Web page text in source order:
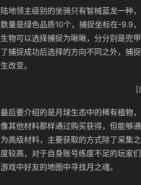
陆地领主级别的坐骑只有智械蓝龙一种
数量是绿色品质10个，捕捉坐标在-9.9
生物可以选择捕捉为啾啾，分分别是兜
了捕捉成功后选择的方向不同之外，捕
生改变。
[
最后要介绍的是月球生态中的稀有植物
像其他材料那样通过购买获得，但能够
为高级材料，主要获取的方式除了采集
度较高，对于自身账号练度不足的玩家
游戏中好友的地图中寻找月之魂。